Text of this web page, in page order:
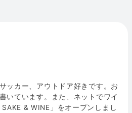
ッカー、アウトドア好きです。お
いています。また、ネットでワイ
& WINE」をオープンしまし